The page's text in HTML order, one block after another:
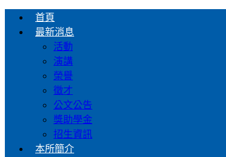
首頁
最新消息
活動
演講
榮譽
徵才
公文公告
獎助學金
招生資訊
本所簡介